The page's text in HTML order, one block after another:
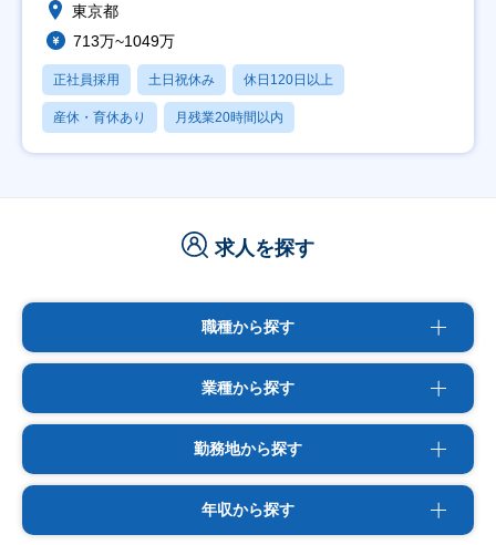
東京都
713万~1049万
正社員採用 土日祝休み 休日120日以上
産休・育休あり 月残業20時間以内
求人を探す
職種から探す
業種から探す
勤務地から探す
年収から探す